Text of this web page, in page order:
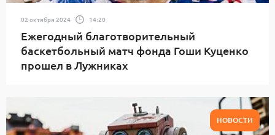
02 октября 2024 14:20
Ежегодный благотворительный
баскетбольный матч фонда Гоши Куценко
прошел в Лужниках
НОВОСТИ